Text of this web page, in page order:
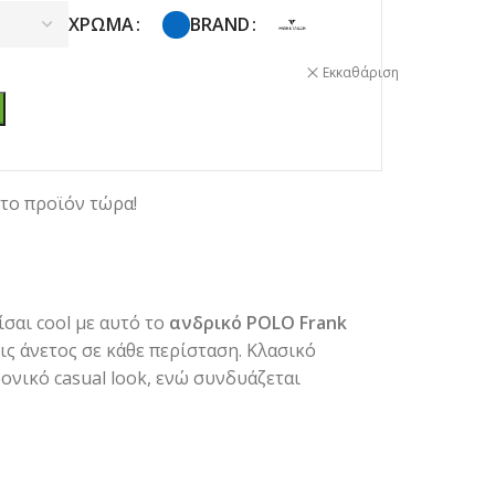
ΧΡΏΜΑ BRAND
Εκκαθάριση
προϊόν τώρα!
cool με αυτό το ανδρικό POLO Frank
άνετος σε κάθε περίσταση. Κλασικό
casual look, ενώ συνδυάζεται